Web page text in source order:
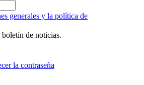
generales y la política de
boletín de noticias.
la contraseña